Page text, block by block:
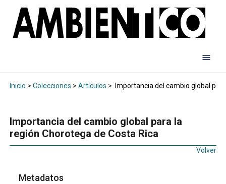
Inicio > Colecciones > Artículos > Importancia del cambio global
Importancia del cambio global para la
región Chorotega de Costa Rica
Volver
Metadatos